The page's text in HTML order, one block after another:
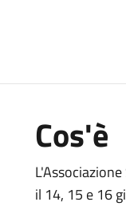
Cos'è
il 14, 15 e 16